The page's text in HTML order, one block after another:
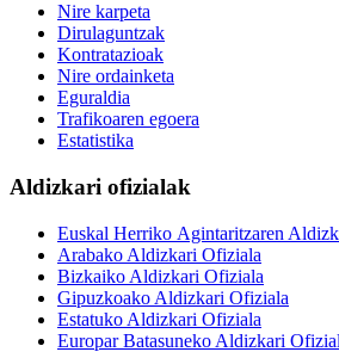
Nire karpeta
Dirulaguntzak
Kontratazioak
Nire ordainketa
Eguraldia
Trafikoaren egoera
Estatistika
Aldizkari ofizialak
Euskal Herriko Agintaritzaren
Arabako Aldizkari Ofiziala
Bizkaiko Aldizkari Ofiziala
Gipuzkoako Aldizkari Ofiziala
Estatuko Aldizkari Ofiziala
Europar Batasuneko Aldizkari